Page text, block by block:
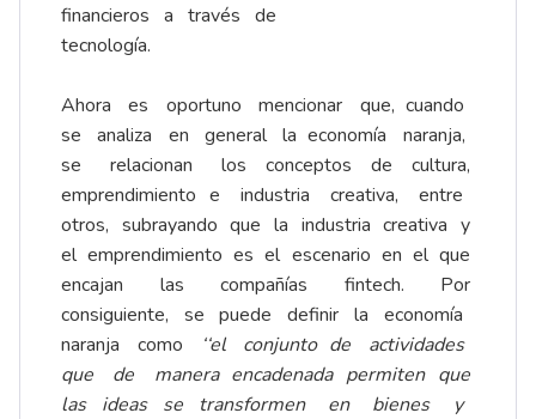
financieros a través de
tecnología.
Ahora es oportuno mencionar que, cuando
se analiza en general la economía naranja,
se relacionan los conceptos de cultura,
emprendimiento e industria creativa, entre
otros, subrayando que la industria creativa y
el emprendimiento es el escenario en el que
encajan las compañías fintech. Por
consiguiente, se puede definir la economía
naranja como
‘‘el conjunto de actividades
que de manera encadenada permiten que
las ideas se transformen en bienes y